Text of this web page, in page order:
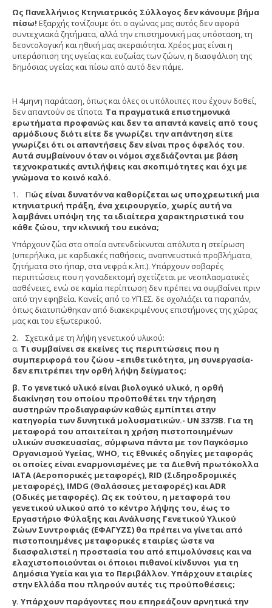
Ως Πανελλήνιος Κτηνιατρικός Σύλλογος δεν κάνουμε βήμα
πίσω! Εξαρχής τονίζουμε ότι ο αγώνας μας αυτός δεν αφορά
συντεχνιακά ζητήματα, αλλά την επιστημονική μας υπόσταση, τη
δεοντολογική και ηθική μας ακεραιότητα. Χρέος μας είναι η
υπεράσπιση της υγείας και ευζωίας των ζώων, η διασφάλιση της
δημόσιας υγείας και πίσω από αυτό δεν πάμε.
Η 4μηνη παράταση, όπως και όλες οι υπόλοιπες που έχουν δοθεί,
δεν απαντούν σε τίποτα. Τα πραγματικά επιστημονικά
ερωτήματα προφανώς και δεν τα απαντά κανείς από τους
αρμόδιους διότι είτε δε γνωρίζει την απάντηση είτε
γνωρίζει ότι οι απαντήσεις δεν είναι προς όφελός του.
Αυτά συμβαίνουν όταν οι νόμοι σχεδιάζονται με βάση
τεχνοκρατικές αντιλήψεις και σκοπιμότητες και όχι με
γνώμονα το κοινό καλό.
1. Πώς είναι δυνατόν να καθορίζεται ως υποχρεωτική μια
κτηνιατρική πράξη, ένα χειρουργείο, χωρίς αυτή να
λαμβάνει υπόψη της τα ιδιαίτερα χαρακτηριστικά του
κάθε ζώου, την κλινική του εικόνα;
Υπάρχουν ζώα στα οποία αντενδείκνυται απόλυτα η στείρωση
(υπερήλικα, με καρδιακές παθήσεις, αναπνευστικά προβλήματα,
ζητήματα στο ήπαρ, στα νεφρά κ.λπ.). Υπάρχουν σοβαρές
περιπτώσεις που η γοναδεκτομή σχετίζεται με νεοπλασματικές
ασθένειες, ενώ σε καμία περίπτωση δεν πρέπει να συμβαίνει πριν
από την εφηβεία. Κανείς από το ΥΠ.ΕΣ. δε σχολιάζει τα παραπάν,
όπως διατυπώθηκαν από διακεκριμένους επιστήμονες της χώρας
μας και του εξωτερικού.
2. Σχετικά με τη λήψη γενετικού υλικού:
α. Τι συμβαίνει σε εκείνες τις περιπτώσεις που η
συμπεριφορά του ζώου –επιθετικότητα, μη συνεργασία-
δεν επιτρέπει την ορθή λήψη δείγματος;
β. Το γενετικό υλικό είναι βιολογικό υλικό, η ορθή
διακίνηση του οποίου προϋποθέτει την τήρηση
αυστηρών προδιαγραφών καθώς εμπίπτει στην
κατηγορία των δυνητικά μολυσματικών.- UΝ 3373Β. Για τη
μεταφορά του απαιτείται η χρήση πιστοποιημένων
υλικών συσκευασίας, σύμφωνα πάντα με τον Παγκόσμιο
Οργανισμού Υγείας, WHO, τις Εθνικές οδηγίες μεταφοράς
οι οποίες είναι εναρμονισμένες με τα Διεθνή πρωτόκολλα
IATA (Αεροπορικές μεταφορές), RID (Σιδηροδρομικές
μεταφορές), IMDG (Θαλάσσιες μεταφορές) και ADR
(Οδικές μεταφορές). Ως εκ τούτου, η μεταφορά του
γενετικού υλικού από το κέντρο λήψης του, έως το
Εργαστήριο Φύλαξης και Ανάλυσης Γενετικού Υλικού
Ζώων Συντροφιάς (ΕΦΑΓΥΖΣ) θα πρέπει να γίνεται από
πιστοποιημένες μεταφορικές εταιρίες ώστε να
διασφαλιστεί η προστασία του από επιμολύνσεις και να
ελαχιστοποιούνται οι όποιοι πιθανοί κίνδυνοι για τη
Δημόσια Υγεία και για το Περιβάλλον. Υπάρχουν εταιρίες
στην Ελλάδα που πληρούν αυτές τις προϋποθέσεις;
γ. Υπάρχουν παράγοντες που επηρεάζουν αρνητικά την